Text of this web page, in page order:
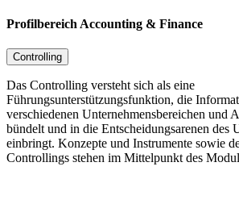
Profilbereich Accounting & Finance
Controlling
Das Controlling versteht sich als eine
Führungsunterstützungsfunktion, die
verschiedenen Unternehmensbereichen und
bündelt und in die Entscheidungsarenen des
einbringt. Konzepte und Instrumente sowie
Controllings stehen im Mittelpunkt des